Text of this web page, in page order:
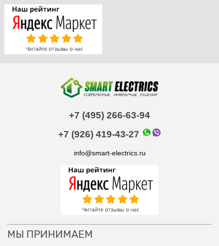
+7 (495) 266-63-94
+7 (926) 419-43-27
info@smart-electrics.ru
МЫ ПРИНИМАЕМ